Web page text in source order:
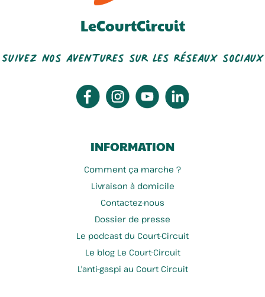
LeCourtCircuit
Suivez nos aventures sur les réseaux sociaux
INFORMATION
Comment ça marche ?
Livraison à domicile
Contactez-nous
Dossier de presse
Le podcast du Court-Circuit
Le blog Le Court-Circuit
L'anti-gaspi au Court Circuit